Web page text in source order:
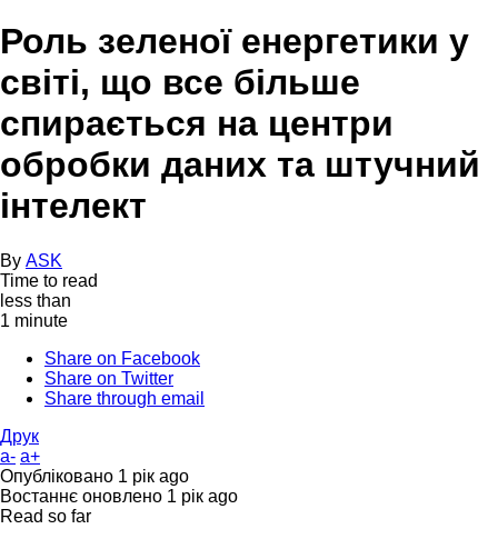
Роль зеленої енергетики у
світі, що все більше
спирається на центри
обробки даних та штучний
інтелект
By ASK
Time to read
less than
1 minute
Share on Facebook
Share on Twitter
Share through email
Друк
a- a+
Опубліковано 1 рік ago
Востаннє оновлено 1 рік ago
Read so far